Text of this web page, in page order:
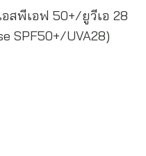
สพีเอฟ 50+/ยูวีเอ 28
SPF50+/UVA28)